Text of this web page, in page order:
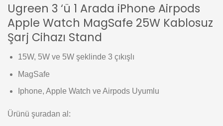
Ugreen 3 ‘ü 1 Arada iPhone Airpods
Apple Watch MagSafe 25W Kablosuz
Şarj Cihazı Stand
15W, 5W ve 5W şeklinde 3 çıkışlı
MagSafe
Iphone, Apple Watch ve Airpods Uyumlu
Ürünü şuradan al: